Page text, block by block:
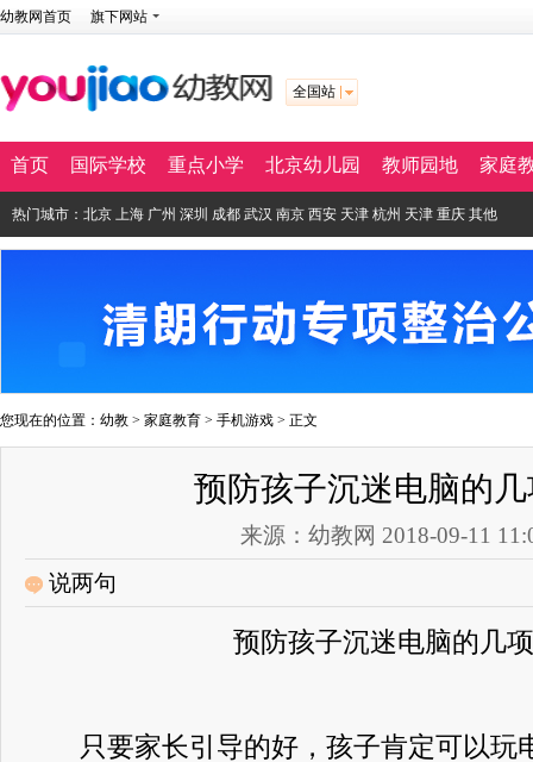
幼教网首页 旗下网站
全国站
首页 国际学校 重点小学 北京幼儿园 教师园地 家庭
热门城市： 北京 上海 广州 深圳 成都 武汉 南京 西安 天津 杭州 天津 重庆 其他
您现在的位置： 幼教 > 家庭教育 > 手机游戏 > 正文
预防孩子沉迷电脑的
来源：幼教网 2018-09-11
说两句
预防孩子沉迷电脑的几
只要家长引导的好，孩子肯定可以玩